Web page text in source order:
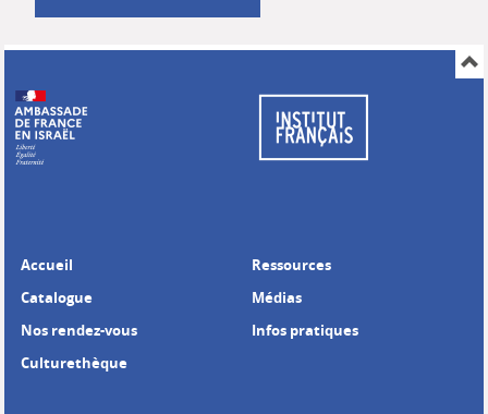
Accueil
Catalogue
Nos rendez-vous
Culturethèque
Ressources
Médias
Infos pratiques